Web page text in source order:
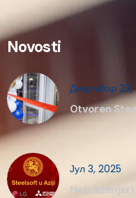
Novosti
Децембар 23,
Otvoren
Јул 3, 2025
Naši